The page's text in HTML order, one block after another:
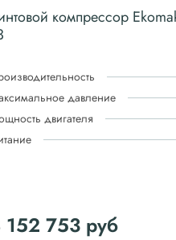
компрессор
давление
двигателя
152 753 руб